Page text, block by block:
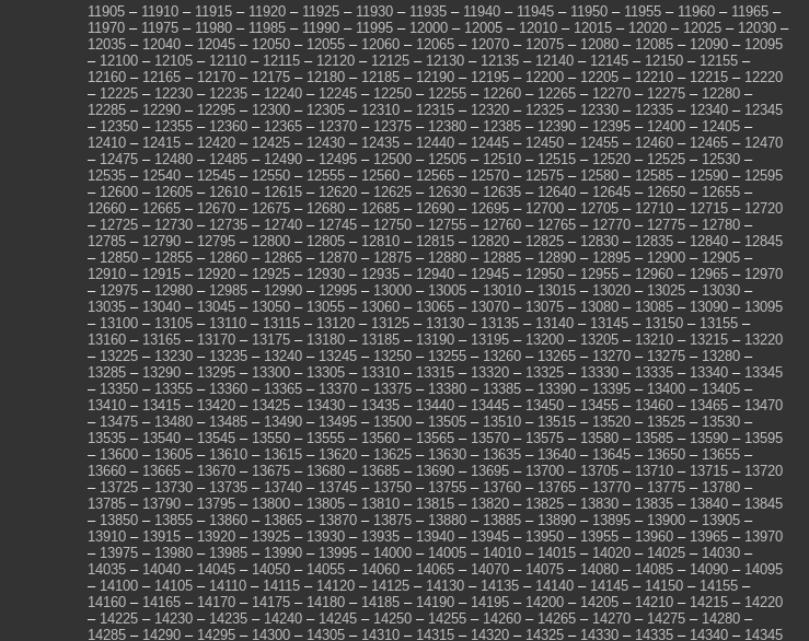
11905 – 11910 – 11915 – 11920 – 11925 – 11930 – 11935 – 11940 – 11945 – 11950 – 11955 – 11960 – 11965 –
11970 – 11975 – 11980 – 11985 – 11990 – 11995 – 12000 – 12005 – 12010 – 12015 – 12020 – 12025 – 12030 –
12035 – 12040 – 12045 – 12050 – 12055 – 12060 – 12065 – 12070 – 12075 – 12080 – 12085 – 12090 – 12095
– 12100 – 12105 – 12110 – 12115 – 12120 – 12125 – 12130 – 12135 – 12140 – 12145 – 12150 – 12155 –
12160 – 12165 – 12170 – 12175 – 12180 – 12185 – 12190 – 12195 – 12200 – 12205 – 12210 – 12215 – 12220
– 12225 – 12230 – 12235 – 12240 – 12245 – 12250 – 12255 – 12260 – 12265 – 12270 – 12275 – 12280 –
12285 – 12290 – 12295 – 12300 – 12305 – 12310 – 12315 – 12320 – 12325 – 12330 – 12335 – 12340 – 12345
– 12350 – 12355 – 12360 – 12365 – 12370 – 12375 – 12380 – 12385 – 12390 – 12395 – 12400 – 12405 –
12410 – 12415 – 12420 – 12425 – 12430 – 12435 – 12440 – 12445 – 12450 – 12455 – 12460 – 12465 – 12470
– 12475 – 12480 – 12485 – 12490 – 12495 – 12500 – 12505 – 12510 – 12515 – 12520 – 12525 – 12530 –
12535 – 12540 – 12545 – 12550 – 12555 – 12560 – 12565 – 12570 – 12575 – 12580 – 12585 – 12590 – 12595
– 12600 – 12605 – 12610 – 12615 – 12620 – 12625 – 12630 – 12635 – 12640 – 12645 – 12650 – 12655 –
12660 – 12665 – 12670 – 12675 – 12680 – 12685 – 12690 – 12695 – 12700 – 12705 – 12710 – 12715 – 12720
– 12725 – 12730 – 12735 – 12740 – 12745 – 12750 – 12755 – 12760 – 12765 – 12770 – 12775 – 12780 –
12785 – 12790 – 12795 – 12800 – 12805 – 12810 – 12815 – 12820 – 12825 – 12830 – 12835 – 12840 – 12845
– 12850 – 12855 – 12860 – 12865 – 12870 – 12875 – 12880 – 12885 – 12890 – 12895 – 12900 – 12905 –
12910 – 12915 – 12920 – 12925 – 12930 – 12935 – 12940 – 12945 – 12950 – 12955 – 12960 – 12965 – 12970
– 12975 – 12980 – 12985 – 12990 – 12995 – 13000 – 13005 – 13010 – 13015 – 13020 – 13025 – 13030 –
13035 – 13040 – 13045 – 13050 – 13055 – 13060 – 13065 – 13070 – 13075 – 13080 – 13085 – 13090 – 13095
– 13100 – 13105 – 13110 – 13115 – 13120 – 13125 – 13130 – 13135 – 13140 – 13145 – 13150 – 13155 –
13160 – 13165 – 13170 – 13175 – 13180 – 13185 – 13190 – 13195 – 13200 – 13205 – 13210 – 13215 – 13220
– 13225 – 13230 – 13235 – 13240 – 13245 – 13250 – 13255 – 13260 – 13265 – 13270 – 13275 – 13280 –
13285 – 13290 – 13295 – 13300 – 13305 – 13310 – 13315 – 13320 – 13325 – 13330 – 13335 – 13340 – 13345
– 13350 – 13355 – 13360 – 13365 – 13370 – 13375 – 13380 – 13385 – 13390 – 13395 – 13400 – 13405 –
13410 – 13415 – 13420 – 13425 – 13430 – 13435 – 13440 – 13445 – 13450 – 13455 – 13460 – 13465 – 13470
– 13475 – 13480 – 13485 – 13490 – 13495 – 13500 – 13505 – 13510 – 13515 – 13520 – 13525 – 13530 –
13535 – 13540 – 13545 – 13550 – 13555 – 13560 – 13565 – 13570 – 13575 – 13580 – 13585 – 13590 – 13595
– 13600 – 13605 – 13610 – 13615 – 13620 – 13625 – 13630 – 13635 – 13640 – 13645 – 13650 – 13655 –
13660 – 13665 – 13670 – 13675 – 13680 – 13685 – 13690 – 13695 – 13700 – 13705 – 13710 – 13715 – 13720
– 13725 – 13730 – 13735 – 13740 – 13745 – 13750 – 13755 – 13760 – 13765 – 13770 – 13775 – 13780 –
13785 – 13790 – 13795 – 13800 – 13805 – 13810 – 13815 – 13820 – 13825 – 13830 – 13835 – 13840 – 13845
– 13850 – 13855 – 13860 – 13865 – 13870 – 13875 – 13880 – 13885 – 13890 – 13895 – 13900 – 13905 –
13910 – 13915 – 13920 – 13925 – 13930 – 13935 – 13940 – 13945 – 13950 – 13955 – 13960 – 13965 – 13970
– 13975 – 13980 – 13985 – 13990 – 13995 – 14000 – 14005 – 14010 – 14015 – 14020 – 14025 – 14030 –
14035 – 14040 – 14045 – 14050 – 14055 – 14060 – 14065 – 14070 – 14075 – 14080 – 14085 – 14090 – 14095
– 14100 – 14105 – 14110 – 14115 – 14120 – 14125 – 14130 – 14135 – 14140 – 14145 – 14150 – 14155 –
14160 – 14165 – 14170 – 14175 – 14180 – 14185 – 14190 – 14195 – 14200 – 14205 – 14210 – 14215 – 14220
– 14225 – 14230 – 14235 – 14240 – 14245 – 14250 – 14255 – 14260 – 14265 – 14270 – 14275 – 14280 –
14285 – 14290 – 14295 – 14300 – 14305 – 14310 – 14315 – 14320 – 14325 – 14330 – 14335 – 14340 – 14345